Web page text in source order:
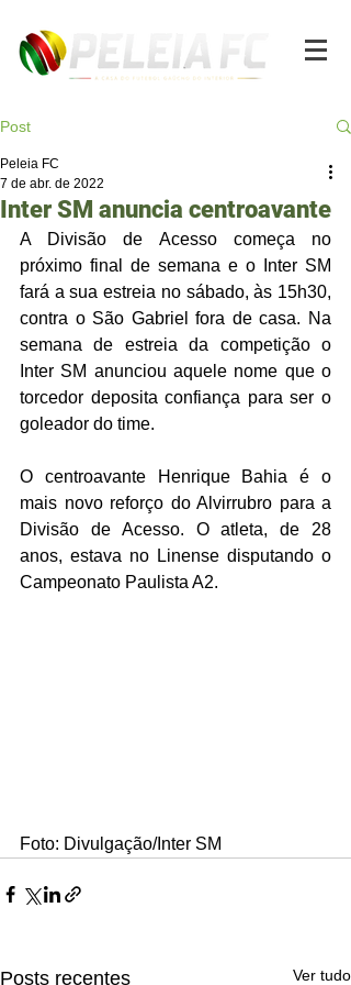
Post
Inter SM anuncia centroavante
Peleia FC
7 de abr. de 2022
A Divisão de Acesso começa no
próximo final de semana e o Inter SM
fará a sua estreia no sábado, às 15h30,
contra o São Gabriel fora de casa. Na
semana de estreia da competição o
Inter SM anunciou aquele nome que o
torcedor deposita confiança para ser o
goleador do time.
O centroavante Henrique Bahia é o
mais novo reforço do Alvirrubro para a
Divisão de Acesso. O atleta, de 28
anos, estava no Linense disputando o
Campeonato Paulista A2.
Foto: Divulgação/Inter SM
Posts recentes Ver tudo